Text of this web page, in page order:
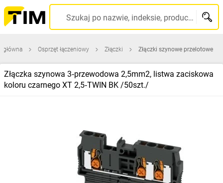
Szukaj po nazwie, indeksie, producencie, kodzie kreskowym...
główna Osprzęt łączeniowy Złączki Złączki szynowe przelotowe
Złączka szynowa 3‑przewodowa 2,5mm2, listwa zaciskowa
koloru czarnego XT 2,5‑TWIN BK /50szt./